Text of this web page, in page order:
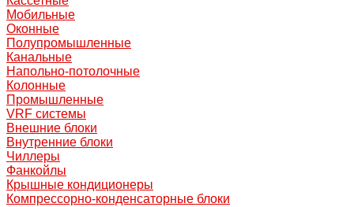
Мобильные
Оконные
Полупромышленные
Канальные
Напольно-потолочные
Колонные
Промышленные
VRF системы
Внешние блоки
Внутренние блоки
Чиллеры
Фанкойлы
Крышные кондиционеры
Компрессорно-конденсаторные блоки